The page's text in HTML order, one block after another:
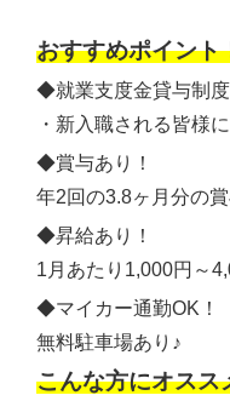
おすすめポイント
◆就業支度金貸与制度
・新入職される皆様
◆賞与あり！
年2回の3.8ヶ月分の
◆昇給あり！
1月あたり1,000円～
◆マイカー通勤OK！
無料駐車場あり♪
こんな方にオスス